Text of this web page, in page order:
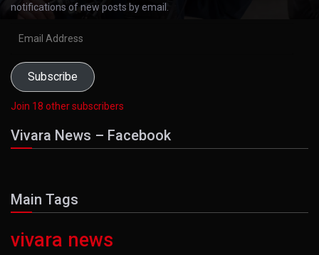
notifications of new posts by email.
Subscribe
Join 18 other subscribers
Vivara News – Facebook
Main Tags
vivara news